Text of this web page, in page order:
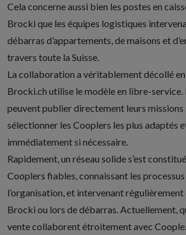
Cela concerne aussi bien les postes en
Brocki que les équipes logistiques
débarras d’appartements, de maisons et
travers toute la Suisse.
La collaboration a véritablement décollé
Brocki.ch utilise le modèle en libre-service.
peuvent publier directement leurs
sélectionner les Cooplers les plus adaptés
immédiatement si nécessaire.
Rapidement, un réseau solide s’est
Cooplers fiables, connaissant les
l’organisation, et intervenant régulièrement
Brocki ou lors de débarras. Actuellement,
vente collaborent étroitement avec Coople.